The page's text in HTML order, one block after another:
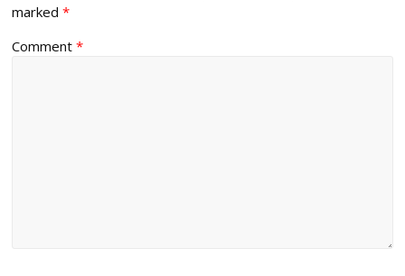
marked*
Comment*